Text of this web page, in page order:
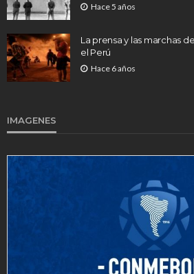
Hace 5 años
La prensa y las marchas
el Perú
Hace 6 años
IMAGENES